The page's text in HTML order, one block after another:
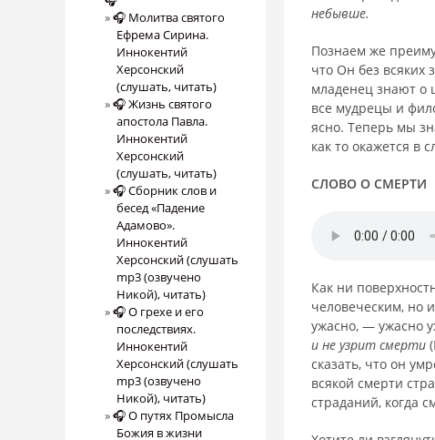
небывше.
Познаем же
что Он без всяких
младенец знают о
все мудрецы и
ясно. Теперь мы
как то окажется в
СЛОВО О СМЕРТИ
Как ни
человеческим, но
ужасно, — ужасно
и не узрит смерти
сказать, что он
всякой смерти
страданий, когда
🎧 Молитва святого
Ефрема Сирина.
Иннокентий
Херсонский
(слушать, читать)
🎧 Жизнь святого
апостола Павла.
Иннокентий
Херсонский
(слушать, читать)
🎧 Сборник слов и
бесед «Падение
Адамово».
Иннокентий
Херсонский (слушать
mp3 (озвучено
Никой), читать)
🎧 О грехе и его
последствиях.
Иннокентий
Херсонский (слушать
mp3 (озвучено
Никой), читать)
🎧 О путях Промысла
Божия в жизни